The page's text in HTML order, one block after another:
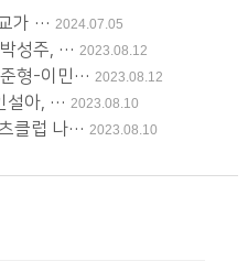
용
가 … 2024.07.05
박성주, … 2023.08.12
준형-이민… 2023.08.12
설아, … 2023.08.10
클럽 나… 2023.08.10